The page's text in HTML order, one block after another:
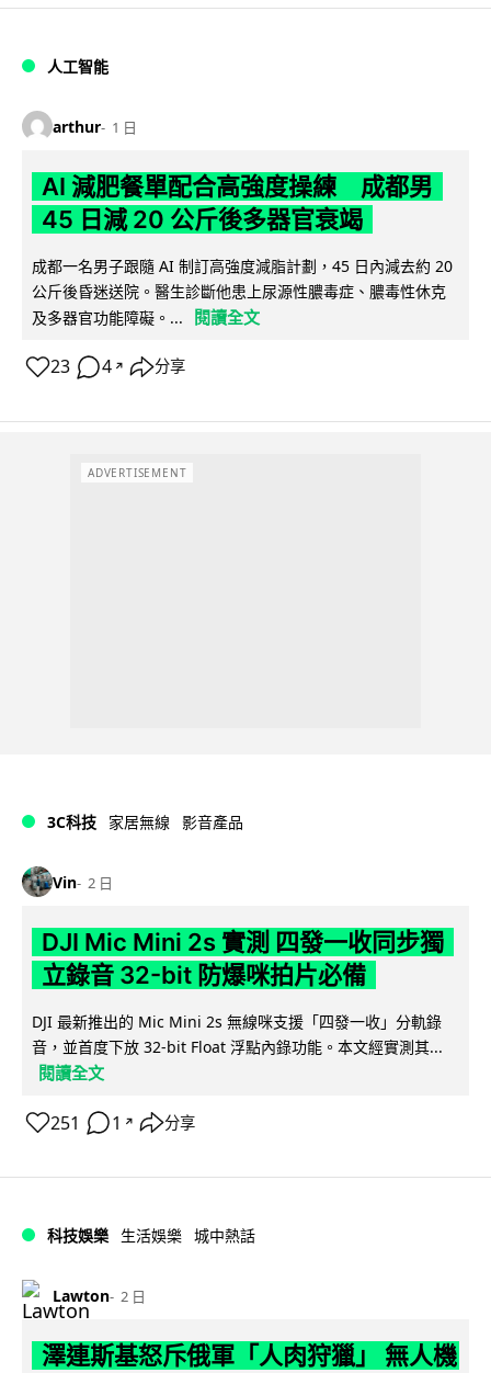
人工智能
arthur 1 日
AI 減肥餐單配合高強度操練 成都男
45 日減 20 公斤後多器官衰竭
成都一名男子跟隨 AI 制訂高強度減脂計劃，45 日內減去約 20
公斤後昏迷送院。醫生診斷他患上尿源性膿毒症、膿毒性休克
及多器官功能障礙。...
閱讀全文
23 4 ↗ 分享
ADVERTISEMENT
3C科技 家居無線 影音產品
Vin 2 日
DJI Mic Mini 2s 實測 四發一收同步獨
立錄音 32-bit 防爆咪拍片必備
DJI 最新推出的 Mic Mini 2s 無線咪支援「四發一收」分軌錄
音，並首度下放 32-bit Float 浮點內錄功能。本文經實測其...
閱讀全文
251 1 ↗ 分享
科技娛樂 生活娛樂 城中熱話
Lawton 2 日
澤連斯基怒斥俄軍「人肉狩獵」 無人機